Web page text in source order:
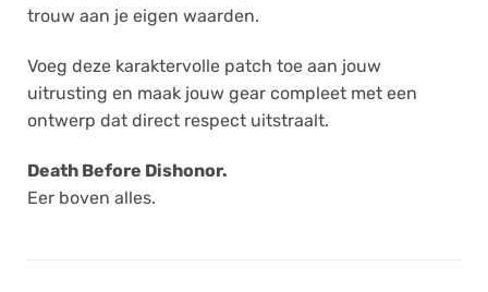
trouw aan je eigen waarden.
Voeg deze karaktervolle patch toe aan jouw
uitrusting en maak jouw gear compleet met een
ontwerp dat direct respect uitstraalt.
Death Before Dishonor.
Eer boven alles.